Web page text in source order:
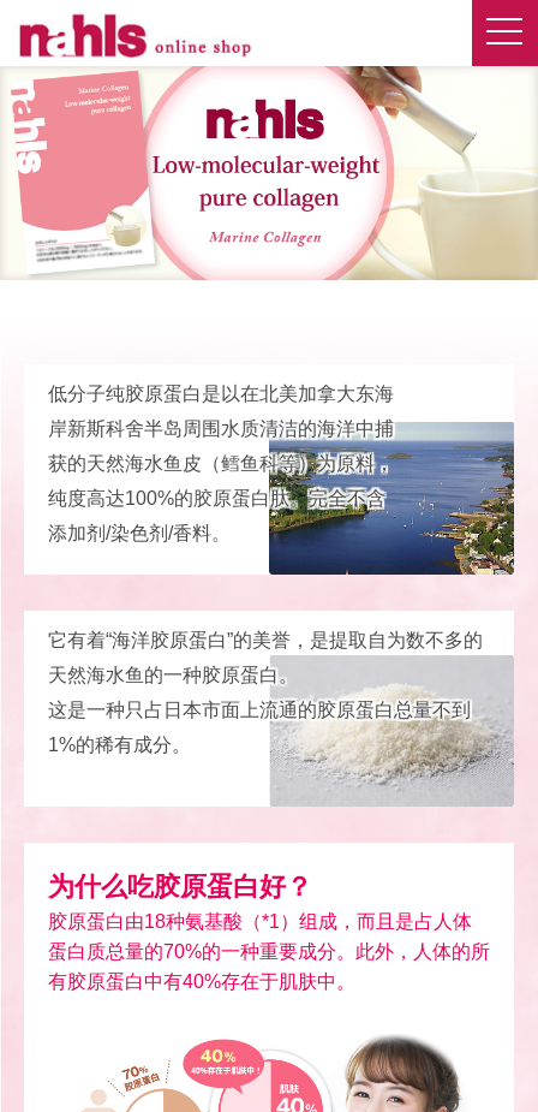
低分子纯胶原蛋白是以在北美加拿大东海
岸新斯科舍半岛周围水质清洁的海洋中捕
获的天然海水鱼皮（鳕鱼科等）为原料，
纯度高达100%的胶原蛋白肽。完全不含
添加剂/染色剂/香料。
它有着“海洋胶原蛋白”的美誉，是提取自为数不多的
天然海水鱼的一种胶原蛋白。
这是一种只占日本市面上流通的胶原蛋白总量不到
1%的稀有成分。
为什么吃胶原蛋白好？
胶原蛋白由18种氨基酸（*1）组成，而且是占人体
蛋白质总量的70%的一种重要成分。此外，人体的所
有胶原蛋白中有40%存在于肌肤中。